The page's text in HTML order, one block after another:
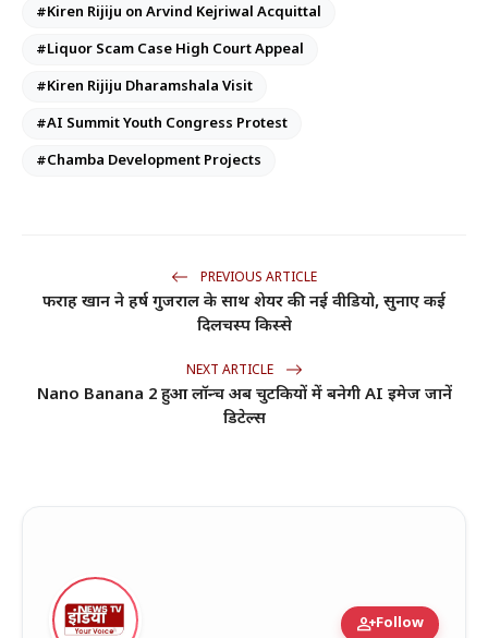
#Kiren Rijiju on Arvind Kejriwal Acquittal
#Liquor Scam Case High Court Appeal
#Kiren Rijiju Dharamshala Visit
#AI Summit Youth Congress Protest
#Chamba Development Projects
PREVIOUS ARTICLE
फराह खान ने हर्ष गुजराल के साथ शेयर की नई वीडियो, सुनाए कई
दिलचस्प किस्से
NEXT ARTICLE
Nano Banana 2 हुआ लॉन्च अब चुटकियों में बनेगी AI इमेज जानें
डिटेल्स
person_addFollow